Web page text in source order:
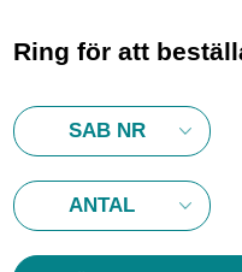
Ring för att